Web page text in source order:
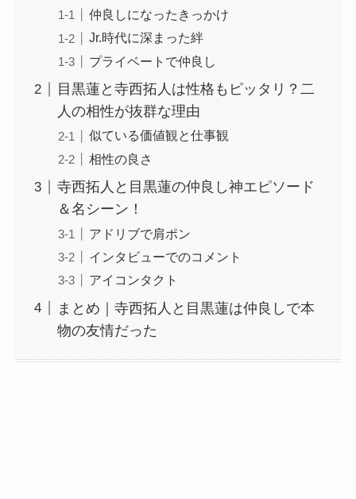
仲良しになったきっかけ
Jr.時代に深まった絆
プライベートで仲良し
目黒蓮と寺西拓人は性格もピッタリ？二
人の相性が抜群な理由
似ている価値観と仕事観
相性の良さ
寺西拓人と目黒蓮の仲良し神エピソード
＆名シーン！
アドリブで肩ポン
インタビューでのコメント
アイコンタクト
まとめ｜寺西拓人と目黒蓮は仲良しで本
物の友情だった